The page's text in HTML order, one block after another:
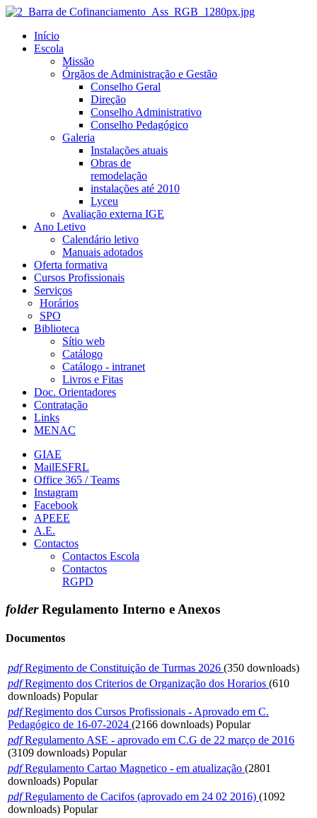
Início
Escola
Missão
Órgãos de Administração e Gestão
Conselho Geral
Direção
Conselho Administrativo
Conselho Pedagógico
Galeria
Instalações atuais
Obras de
remodelação
instalações até 2010
Lyceu
Avaliação externa IGE
Ano Letivo
Calendário letivo
Manuais adotados
Oferta formativa
Cursos Profissionais
Serviços
Horários
SPO
Biblioteca
Sítio web
Catálogo
Catálogo - intranet
Livros e Fitas
Doc. Orientadores
Contratação
Links
MENAC
GIAE
MailESFRL
Office 365 / Teams
Instagram
Facebook
APEEE
A.E.
Contactos
Contactos Escola
Contactos
RGPD
folder Regulamento Interno e Anexos
Documentos
pdf Regimento de Constituição de Turmas 2026 (350 downloads)
pdf Regimento dos Criterios de Organização dos Horarios (610
downloads) Popular
pdf Regimento dos Cursos Profissionais - Aprovado em C.
Pedagógico de 16-07-2024 (2166 downloads) Popular
pdf Regulamento ASE - aprovado em C.G de 22 março de 2016
(3109 downloads) Popular
pdf Regulamento Cartao Magnetico - em atualização (2801
downloads) Popular
pdf Regulamento de Cacifos (aprovado em 24 02 2016) (1092
downloads) Popular